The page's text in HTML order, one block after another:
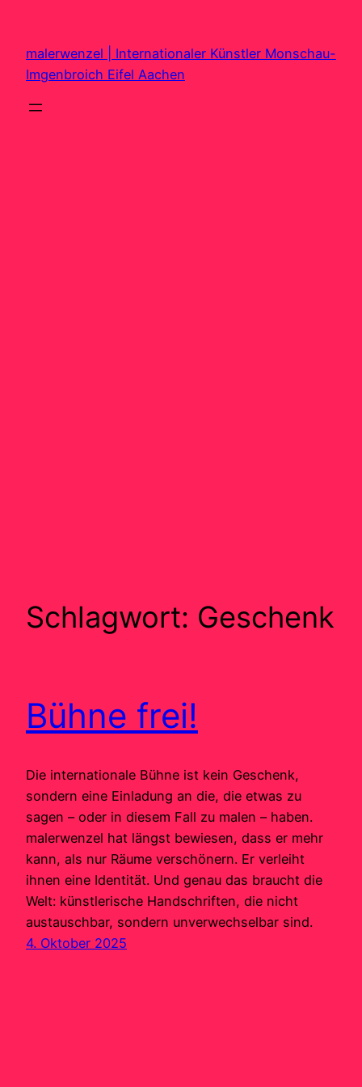
springen
malerwenzel | Internationaler Künstler Monschau-
Imgenbroich Eifel Aachen
Schlagwort: Geschenk
Bühne frei!
Die internationale Bühne ist kein Geschenk,
sondern eine Einladung an die, die etwas zu
sagen – oder in diesem Fall zu malen – haben.
malerwenzel hat längst bewiesen, dass er mehr
kann, als nur Räume verschönern. Er verleiht
ihnen eine Identität. Und genau das braucht die
Welt: künstlerische Handschriften, die nicht
austauschbar, sondern unverwechselbar sind.
4. Oktober 2025